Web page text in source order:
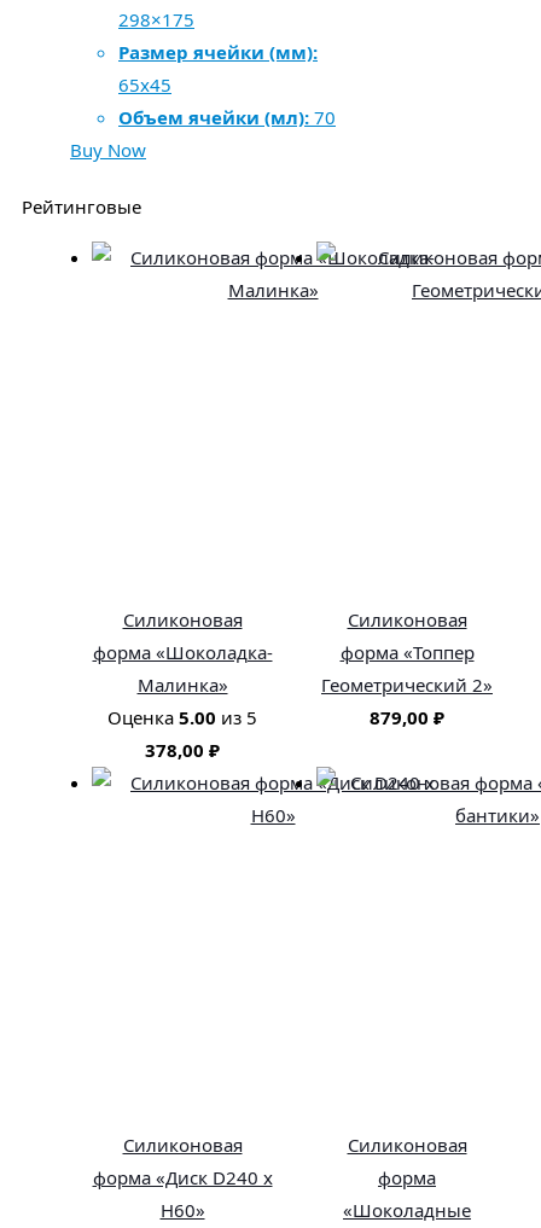
298×175
Размер ячейки (мм):
65х45
Объем ячейки (мл): 70
Buy Now
Рейтинговые
Силиконовая
форма «Шоколадка-
Малинка»
Оценка 5.00 из 5
378,00 ₽
Силиконовая
форма «Топпер
Геометрический 2»
879,00 ₽
Силиконовая
форма «Диск D240 х
H60»
Силиконовая
форма
«Шоколадные